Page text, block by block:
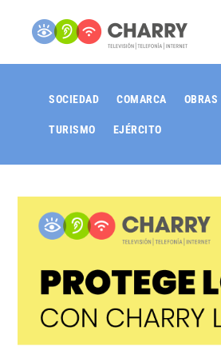
SOCIEDAD COMARCA OBRAS
TURISMO EJÉRCITO